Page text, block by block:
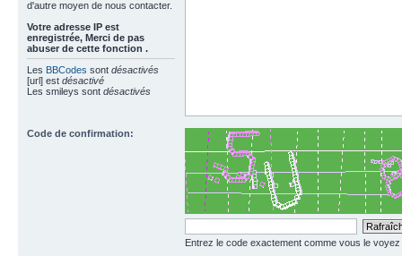
d'autre moyen de nous contacter.
Votre adresse ΙΡ est
enregistrée, Merci de pas
abuser de cette fonction .
Les BBCodes sont désactivés
[url] est désactivé
Les smileys sont désactivés
Code de confirmation:
Entrez le code exactement comme vous le